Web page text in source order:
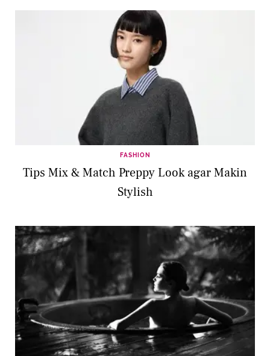
FASHION
Tips Mix & Match Preppy Look agar Makin
Stylish